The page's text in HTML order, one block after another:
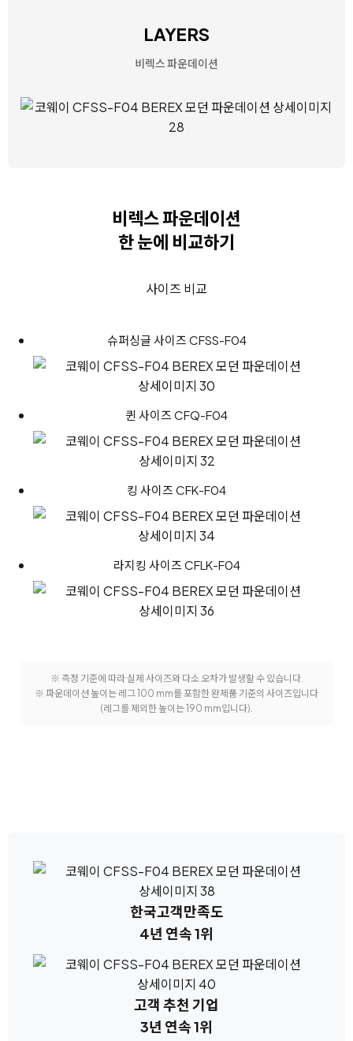
LAYERS
비렉스 파운데이션
비렉스 파운데이션
한 눈에 비교하기
사이즈 비교
슈퍼싱글 사이즈 CFSS-F04
퀸 사이즈 CFQ-F04
킹 사이즈 CFK-F04
라지킹 사이즈 CFLK-F04
※ 측정 기준에 따라 실제 사이즈와 다소 오차가 발생할 수 있습니다.
※ 파운데이션 높이는 레그 100 mm를 포함한 완제품 기준의 사이즈입니다
(레그를 제외한 높이는 190 mm입니다).
한국고객만족도
4년 연속 1위
고객 추천 기업
3년 연속 1위